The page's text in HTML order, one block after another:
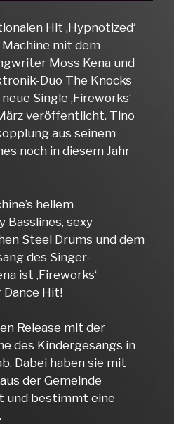
Hit ‚Hypnotized‘
mit dem
Moss Kena und
Duo The Knocks
Single ‚Fireworks‘
veröffentlicht. Tino
aus seinem
noch in diesem Jahr
hellem
Basslines, sexy
Steel Drums und dem
des Singer-
ist ‚Fireworks‘
Hit!
Release mit der
des Kindergesangs in
Dabei haben sie mit
der Gemeinde
und bestimmt eine